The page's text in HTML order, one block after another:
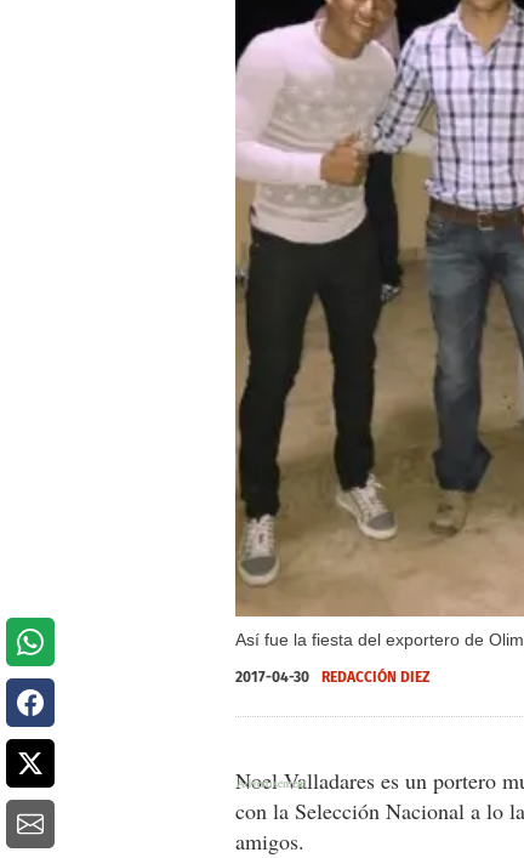
Así fue la fiesta del exportero de
2017-04-30 REDACCIÓN DIEZ
Noel Valladares es un portero
con la Selección Nacional a lo
amigos.